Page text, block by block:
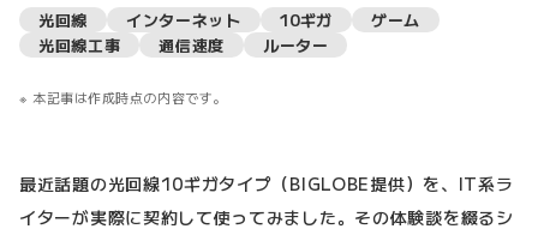
光回線 インターネット 10ギガ
ゲーム
光回線工事
通信速度 ルーター
本記事は作成時点の内容です。
最近話題の光回線10ギガタイプ（BIGLOBE提供）を、IT系ラ
イターが実際に契約して使ってみました。その体験談を綴るシ